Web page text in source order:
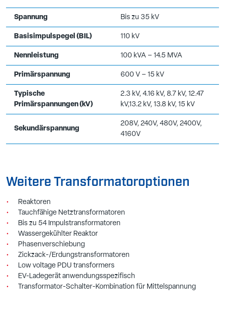
Spannung Bis zu 35 kV
Basisimpulspegel (BIL) 110 kV
Nennleistung 100 kVA – 14.5 MVA
Primärspannung 600 V – 15 kV
Typische
Primärspannungen (kV)
2.3 kV, 4.16 kV, 8.7 kV, 12.47
kV,13.2 kV, 13.8 kV, 15 kV
Sekundärspannung
208V, 240V, 480V, 2400V,
4160V
Weitere Transformatoroptionen
Reaktoren
Tauchfähige Netztransformatoren
Bis zu 54 Impulstransformatoren
Wassergekühlter Reaktor
Phasenverschiebung
Zickzack-/Erdungstransformatoren
Low voltage PDU transformers
EV-Ladegerät anwendungsspezifisch
Transformator-Schalter-Kombination für Mittelspannung